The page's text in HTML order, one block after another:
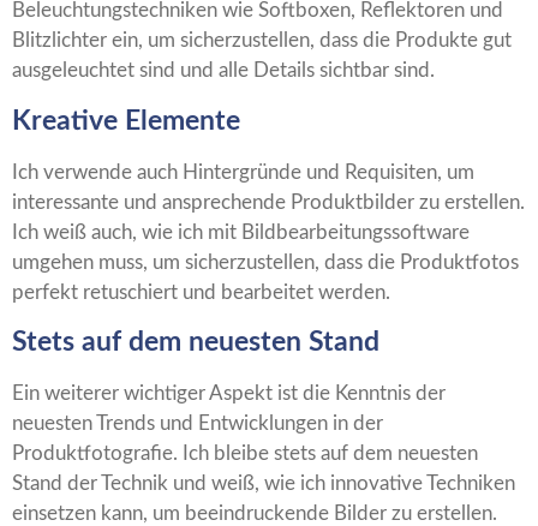
Beleuchtungstechniken wie Softboxen, Reflektoren und
Blitzlichter ein, um sicherzustellen, dass die Produkte gut
ausgeleuchtet sind und alle Details sichtbar sind.
Kreative Elemente
Ich verwende auch Hintergründe und Requisiten, um
interessante und ansprechende Produktbilder zu erstellen.
Ich weiß auch, wie ich mit Bildbearbeitungssoftware
umgehen muss, um sicherzustellen, dass die Produktfotos
perfekt retuschiert und bearbeitet werden.
Stets auf dem neuesten Stand
Ein weiterer wichtiger Aspekt ist die Kenntnis der
neuesten Trends und Entwicklungen in der
Produktfotografie. Ich bleibe stets auf dem neuesten
Stand der Technik und weiß, wie ich innovative Techniken
einsetzen kann, um beeindruckende Bilder zu erstellen.